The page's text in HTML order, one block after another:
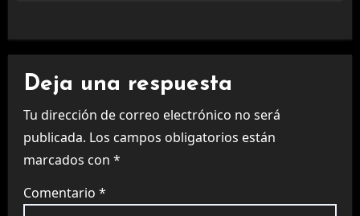
Deja una respuesta
Tu dirección de correo electrónico no será
publicada. Los campos obligatorios están
marcados con *
Comentario *